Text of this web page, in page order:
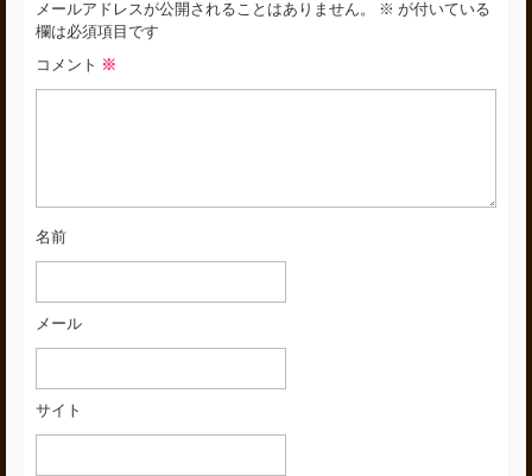
メールアドレスが公開されることはありません。 ※ が付いている
欄は必須項目です
コメント ※
名前
メール
サイト